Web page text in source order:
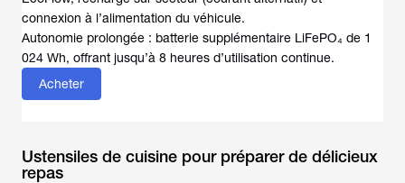
connexion à l’alimentation du véhicule.
Autonomie prolongée : batterie supplémentaire LiFePO₄ de 1
024 Wh, offrant jusqu’à 8 heures d’utilisation continue.
Acheter
Ustensiles de cuisine pour préparer de délicieux
repas